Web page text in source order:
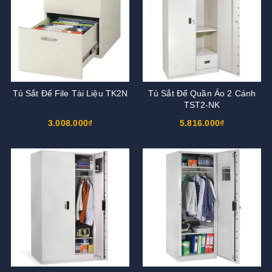
Tủ Sắt Để File Tài Liệu TK2N
3.008.000₫
Tủ Sắt Để Quần Áo 2 Cánh
TST2-NK
5.816.000₫